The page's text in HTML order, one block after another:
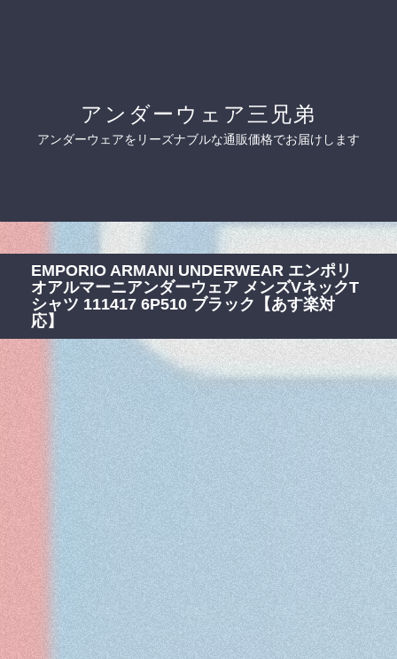
アンダーウェア三兄弟
アンダーウェアをリーズナブルな通販価格でお届けします
EMPORIO ARMANI UNDERWEAR エンポリ
オアルマーニアンダーウェア メンズVネックT
シャツ 111417 6P510 ブラック【あす楽対
応】